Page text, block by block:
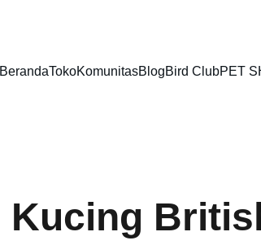
BerandaTokoKomunitasBlogBird ClubPET
Kucing